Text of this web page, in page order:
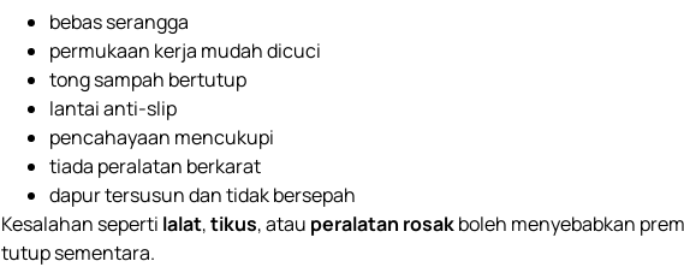
bebas serangga
permukaan kerja mudah dicuci
tong sampah bertutup
lantai anti-slip
pencahayaan mencukupi
tiada peralatan berkarat
dapur tersusun dan tidak bersepah
Kesalahan seperti lalat,tikus, atau peralatan rosakboleh menyebabkan
tutup sementara.